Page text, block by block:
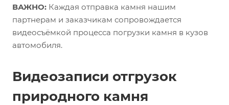
ВАЖНО: Каждая отправка камня нашим
партнерам и заказчикам сопровождается
видеосъёмкой процесса погрузки камня в кузов
автомобиля.
Видеозаписи отгрузок
природного камня